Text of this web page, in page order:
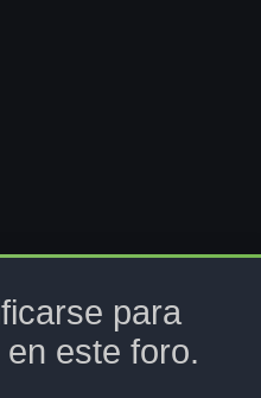
para
este foro.